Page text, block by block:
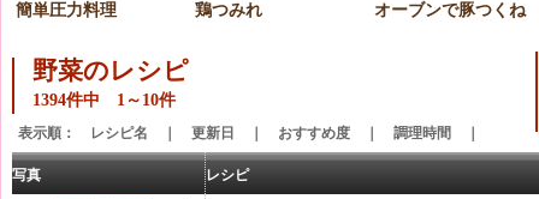
簡単圧力料理 鶏つみれ オーブンで豚つくね
野菜のレシピ
1394件中 1～10件
表示順： レシピ名 更新日 おすすめ度 調理時間
写真 レシピ